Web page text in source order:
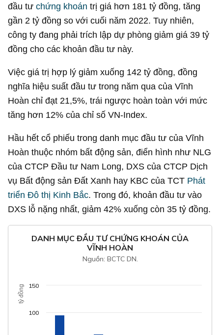
đầu tưchứng khoán trị giá hơn 181 tỷ đồng, tăng
gần 2 tỷ đồng so với cuối năm 2022. Tuy nhiên,
công ty đang phải trích lập dự phòng giảm giá 39 tỷ
đồng cho các khoản đầu tư này.
Việc giá trị hợp lý giảm xuống 142 tỷ đồng, đồng
nghĩa hiệu suất đầu tư trong năm qua của Vĩnh
Hoàn chỉ đạt 21,5%, trái ngược hoàn toàn với mức
tăng hơn 12% của chỉ số VN-Index.
Hầu hết cổ phiếu trong danh mục đầu tư của Vĩnh
Hoàn thuộc nhóm bất động sản, điển hình như NLG
của CTCP Đầu tư Nam Long, DXS của CTCP Dịch
vụ Bất động sản Đất Xanh hay KBC của TCT Phát
triển Đô thị Kinh Bắc. Trong đó, khoản đầu tư vào
DXS lỗ nặng nhất, giảm 42% xuống còn 35 tỷ đồng.
tỷ đồng
DANH MỤC ĐẦU TƯ CHỨNG KHOÁN CỦA
VĨNH HOÀN
Nguồn: BCTC DN.
100
150